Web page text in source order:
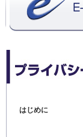
はじめに